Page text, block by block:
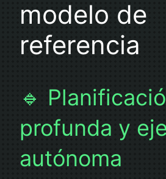
modelo de
referencia
🔹
profunda y
autónoma